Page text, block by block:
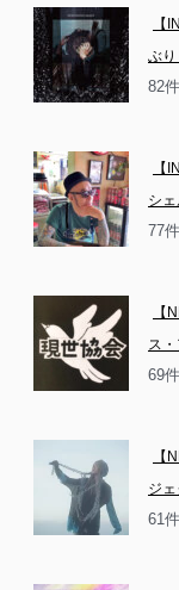
【
ぶ
82
【
シ
77
【
ス
69
【
ジ
61